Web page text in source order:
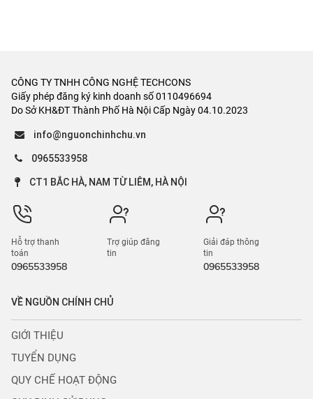
CÔNG TY TNHH CÔNG NGHỆ TECHCONS
Giấy phép đăng ký kinh doanh số 0110496694
Do Sở KH&ĐT Thành Phố Hà Nội Cấp Ngày 04.10.2023
info@nguonchinhchu.vn
0965533958
CT1 BẮC HÀ, NAM TỪ LIÊM, HÀ NỘI
Hỗ trợ thanh
toán
0965533958
Trợ giúp đăng
tin
Giải đáp thông
tin
0965533958
VỀ NGUỒN CHÍNH CHỦ
GIỚI THIỆU
TUYỂN DỤNG
QUY CHẾ HOẠT ĐỘNG